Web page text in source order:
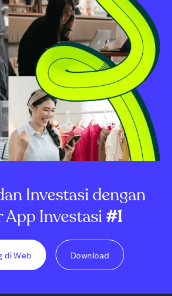
Investasi dengan
App Investasi#1
di Web Download